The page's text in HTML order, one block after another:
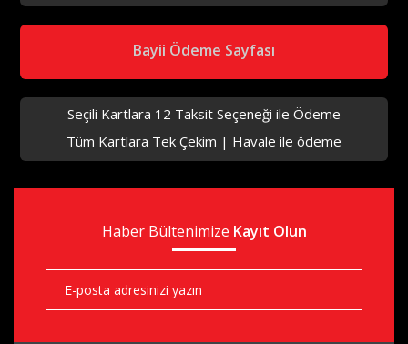
Bayii Ödeme Sayfası
Seçili Kartlara 12 Taksit Seçeneği ile Ödeme
Tüm Kartlara Tek Çekim | Havale ile ödeme
Haber Bültenimize Kayıt Olun